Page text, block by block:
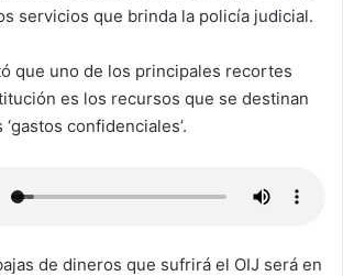
servicios que brinda la policía judicial.
que uno de los principales recortes
es los recursos que se destinan
confidenciales’.
de dineros que sufrirá el OIJ será en